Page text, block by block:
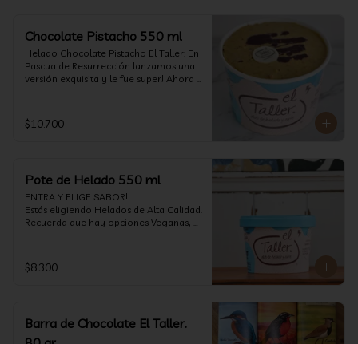
Chocolate Pistacho 550 ml
Helado Chocolate Pistacho El Taller: En
Pascua de Resurrección lanzamos una
versión exquisita y le fue super! Ahora
calidad, al centro una bomba de
chocolate blanco relleno de crema de
$10.700
Pote de Helado 550 ml
ENTRA Y ELIGE SABOR!
Estás eligiendo Helados de Alta Calidad.
Recuerda que hay opciones Veganas,
$8.300
Barra de Chocolate El Taller.